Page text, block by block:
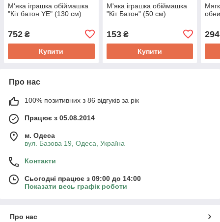
М'яка іграшка обіймашка
"Кіт батон YE" (130 см)
752 ₴
Купити
М'яка іграшка обіймашка
"Кіт Батон" (50 см)
153₴
Купити
294
Про нас
100% позитивних з 86 відгуків за рік
Працює з 05.08.2014
м. Одеса
вул. Базова 19, Одеса, Україна
Контакти
Сьогодні працює з 09:00 до 14:00
Показати весь графік роботи
Про нас